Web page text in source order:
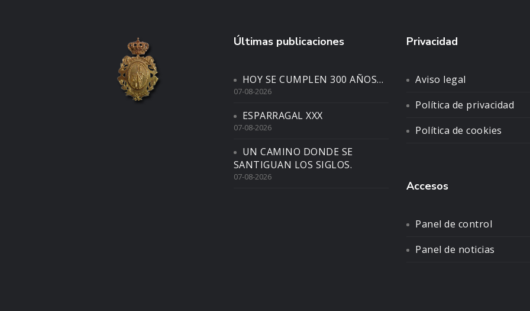
Últimas publicaciones
HOY SE CUMPLEN 300 AÑOS…
07-08-2026
ESPARRAGAL XXX
07-08-2026
UN CAMINO DONDE SE
SANTIGUAN LOS SIGLOS.
07-08-2026
Privacidad
Aviso legal
Política de privacidad
Política de cookies
Accesos
Panel de control
Panel de noticias